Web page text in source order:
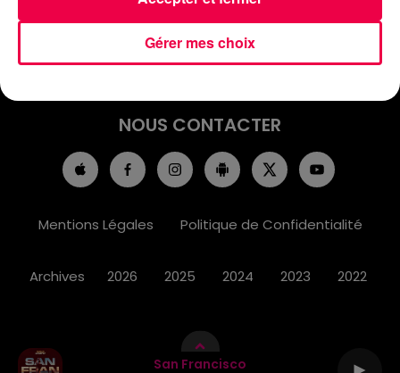
San Francisco
JEUX
PODCASTS
NOUS CONTACTER
Mentions Légales Politique de Confidentialité
Archives 2026 2025 2024 2023 2022
Gérer mes choix